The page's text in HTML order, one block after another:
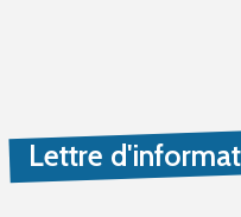
Lettre